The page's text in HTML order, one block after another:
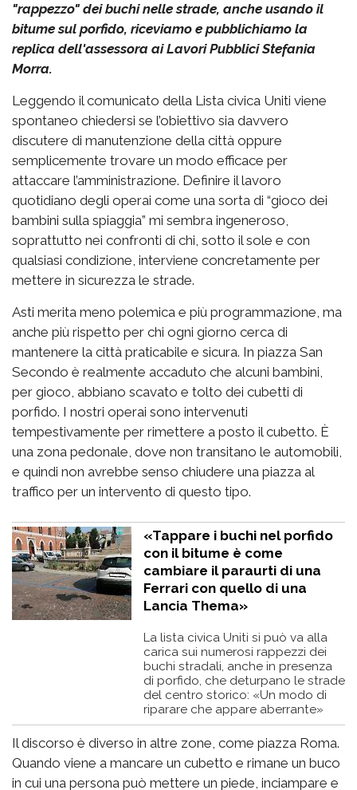
"rappezzo" dei buchi nelle strade, anche usando il
bitume sul porfido, riceviamo e pubblichiamo la
replica dell'assessora ai Lavori Pubblici Stefania
Morra.
Leggendo il comunicato della Lista civica Uniti viene
spontaneo chiedersi se l’obiettivo sia davvero
discutere di manutenzione della città oppure
semplicemente trovare un modo efficace per
attaccare l’amministrazione. Definire il lavoro
quotidiano degli operai come una sorta di “gioco dei
bambini sulla spiaggia” mi sembra ingeneroso,
soprattutto nei confronti di chi, sotto il sole e con
qualsiasi condizione, interviene concretamente per
mettere in sicurezza le strade.
Asti merita meno polemica e più programmazione, ma
anche più rispetto per chi ogni giorno cerca di
mantenere la città praticabile e sicura. In piazza San
Secondo è realmente accaduto che alcuni bambini,
per gioco, abbiano scavato e tolto dei cubetti di
porfido. I nostri operai sono intervenuti
tempestivamente per rimettere a posto il cubetto. È
una zona pedonale, dove non transitano le automobili,
e quindi non avrebbe senso chiudere una piazza al
traffico per un intervento di questo tipo.
«Tappare i buchi nel porfido
con il bitume è come
cambiare il paraurti di una
Ferrari con quello di una
Lancia Thema»
La lista civica Uniti si può va alla
carica sui numerosi rappezzi dei
buchi stradali, anche in presenza
di porfido, che deturpano le strade
del centro storico: «Un modo di
riparare che appare aberrante»
Il discorso è diverso in altre zone, come piazza Roma.
Quando viene a mancare un cubetto e rimane un buco
in cui una persona può mettere un piede, inciampare e